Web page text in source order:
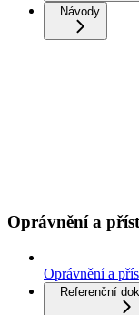
Návody
Oprávnění a
Oprávnění a
Referenční